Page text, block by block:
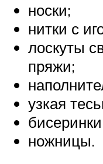
носки;
нитки с
лоскуты
пряжи;
узкая
ножницы.